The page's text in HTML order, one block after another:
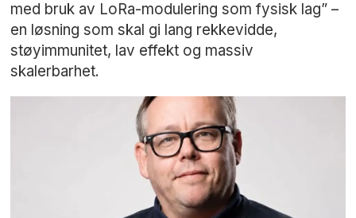
med bruk av LoRa-modulering som fysisk lag” –
en løsning som skal gi lang rekkevidde,
støyimmunitet, lav effekt og massiv
skalerbarhet.